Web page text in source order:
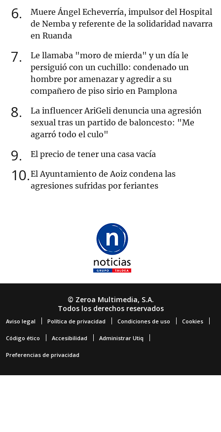
6
Muere Ángel Echeverría, impulsor del Hospital
de Nemba y referente de la solidaridad navarra
en Ruanda
7
Le llamaba "moro de mierda" y un día le
persiguió con un cuchillo: condenado un
hombre por amenazar y agredir a su
compañero de piso sirio en Pamplona
8
La influencer AriGeli denuncia una agresión
sexual tras un partido de baloncesto: "Me
agarró todo el culo"
9 El precio de tener una casa vacía
10 El Ayuntamiento de Aoiz condena las
agresiones sufridas por feriantes
© Zeroa Multimedia, S.A.
Todos los derechos reservados
Aviso legal Política de privacidad Condiciones de uso Cookies
Código ético Accesibilidad Administrar Utiq
Preferencias de privacidad